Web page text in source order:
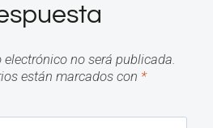
no será publicada.
están marcados con *